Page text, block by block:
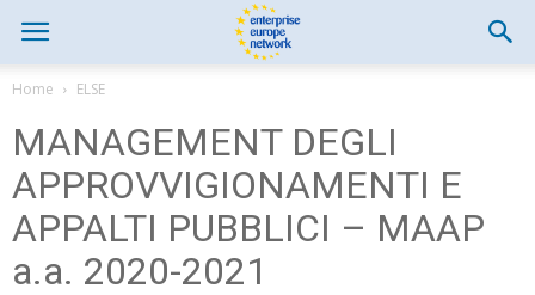
Home ELSE
MANAGEMENT DEGLI
APPROVVIGIONAMENTI E
APPALTI PUBBLICI – MAAP
a.a. 2020-2021